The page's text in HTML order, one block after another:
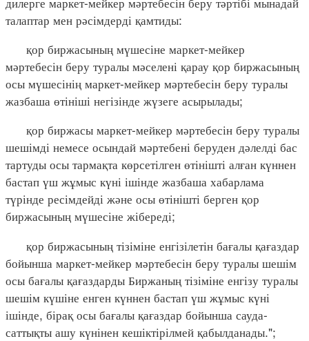
талаптар мен рәсімдерді қамтиды:
қор биржасының мүшесіне маркет-мейкер
мәртебесін беру туралы мәселені қарау қор биржасының
осы мүшесінің маркет-мейкер мәртебесін беру туралы
жазбаша өтініші негізінде жүзеге асырылады;
қор биржасы маркет-мейкер мәртебесін беру туралы
шешімді немесе осындай мәртебені беруден дәлелді бас
тартуды осы тармақта көрсетілген өтінішті алған күннен
бастап үш жұмыс күні ішінде жазбаша хабарлама
түрінде ресімдейді және осы өтінішті берген қор
биржасының мүшесіне жібереді;
қор биржасының тізіміне енгізілетін бағалы қағаздар
бойынша маркет-мейкер мәртебесін беру туралы шешім
осы бағалы қағаздарды Биржаның тізіміне енгізу туралы
шешім күшіне енген күннен бастап үш жұмыс күні
ішінде, бірақ осы бағалы қағаздар бойынша сауда-
саттықты ашу күнінен кешіктірілмей қабылданады.";